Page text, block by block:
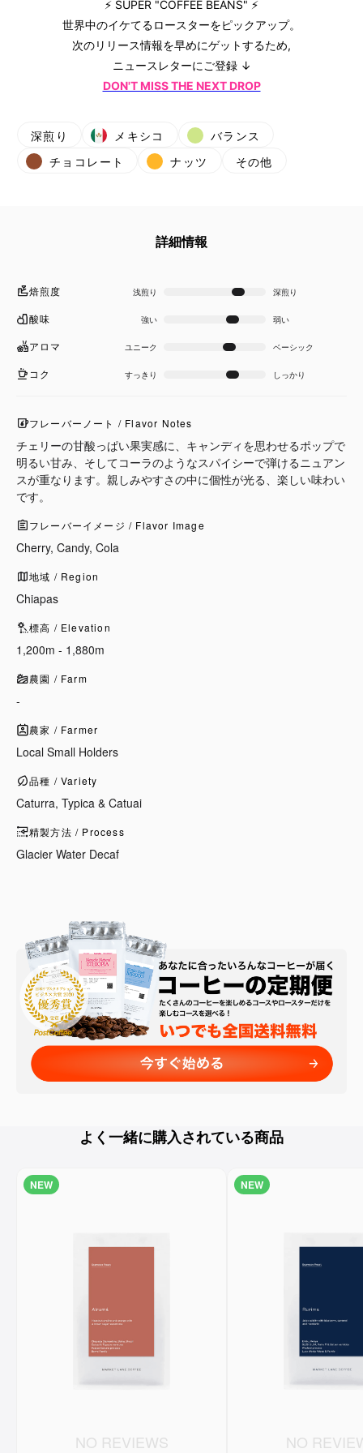
⚡ SUPER "COFFEE BEANS" ⚡
世界中のイケてるロースターをピックアップ。
次のリリース情報を早めにゲットするため,
ニュースレターにご登録 ↓
DON'T MISS THE NEXT DROP
深煎り メキシコ
バランス
チョコレート
ナッツ その他
詳細情報
焙煎度 浅煎り 深煎り
酸味 強い 弱い
アロマ ユニーク ベーシック
コク すっきり しっかり
フレーバーノート / Flavor Notes
チェリーの甘酸っぱい果実感に、キャンディを思わせるポップで
明るい甘み、そしてコーラのようなスパイシーで弾けるニュアン
スが重なります。親しみやすさの中に個性が光る、楽しい味わい
です。
フレーバーイメージ / Flavor Image
Cherry, Candy, Cola
地域 / Region
Chiapas
標高 / Elevation
1,200m - 1,880m
農園 / Farm
-
農家 / Farmer
Local Small Holders
品種 / Variety
Caturra, Typica & Catuai
精製方法 / Process
Glacier Water Decaf
よく一緒に購入されている商品
NEW
NO REVIEWS
NEW
NO